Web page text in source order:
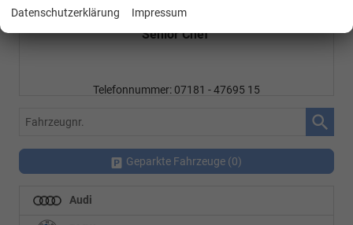
Özen Özkara
Senior Chef
Telefonnummer: 07181 - 47695 15
Fahrzeugnr.
Geparkte Fahrzeuge (0)
Audi
Datenschutzerklärung Impressum